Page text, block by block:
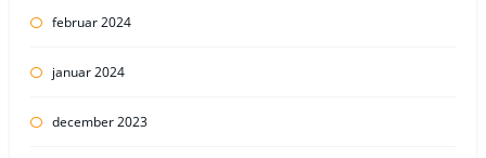
februar 2024
januar 2024
december 2023